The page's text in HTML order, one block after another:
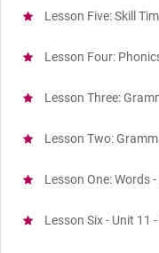
Lesson Five: Skill
Lesson Four:
Lesson Three:
Lesson Two:
Lesson One: Words
Lesson Six - Unit 11